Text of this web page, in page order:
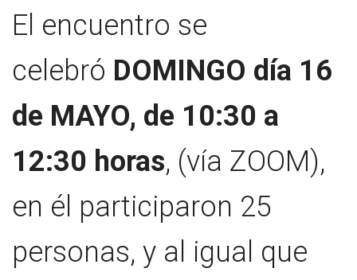
Socios de Número
Socios Colaboradores
Formaciones
Nuestra propuesta de formación
Realizadas
El encuentro se
celebró DOMINGO día 16
de MAYO, de 10:30 a
12:30 horas, (vía ZOOM),
en él participaron 25
personas, y al igual que